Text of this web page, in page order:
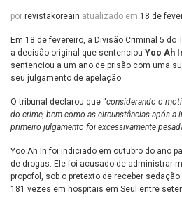
por revistakoreain atualizado em 18 de
Em 18 de fevereiro, a Divisão Criminal 5 do
a decisão original que sentenciou Yoo Ah
sentenciou a um ano de prisão com uma
seu julgamento de apelação.
O tribunal declarou que “considerando o
do crime, bem como as circunstâncias após a
primeiro julgamento foi excessivamente
Yoo Ah In foi indiciado em outubro do ano
de drogas. Ele foi acusado de administrar
propofol, sob o pretexto de receber
181 vezes em hospitais em Seul entre